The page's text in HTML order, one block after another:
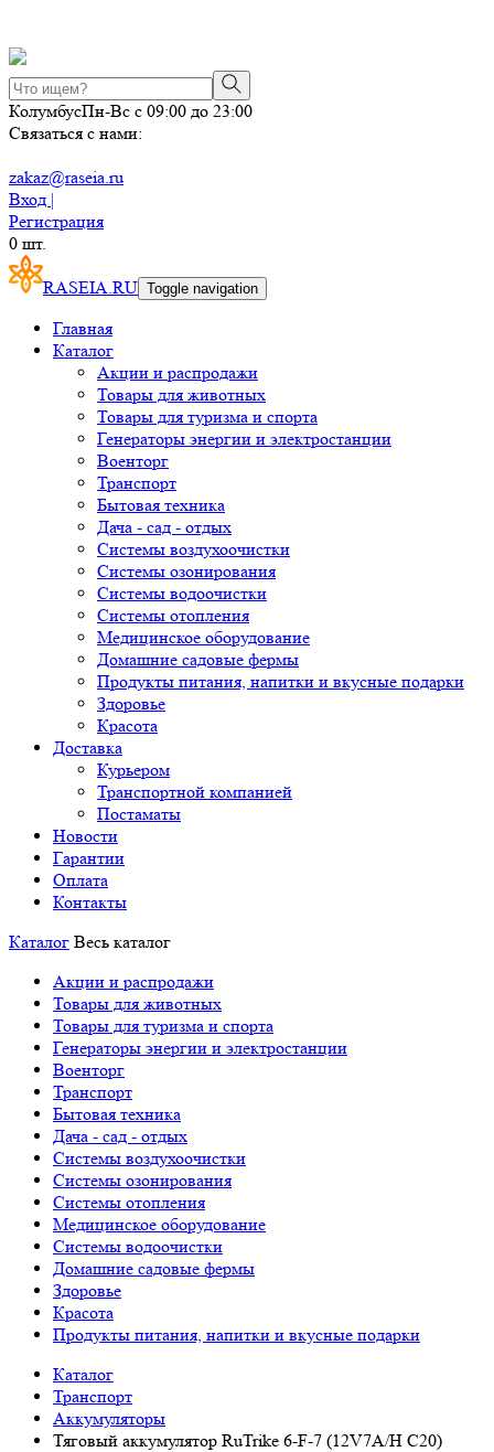
КолумбусПн-Вс с 09:00 до 23:00
Связаться с нами:
zakaz@raseia.ru
Вход |
Регистрация
0 шт.
RASEIA.RU Toggle navigation
Главная
Каталог
Акции и распродажи
Товары для животных
Товары для туризма и спорта
Генераторы энергии и электростанции
Военторг
Транспорт
Бытовая техника
Дача - сад - отдых
Системы воздухоочистки
Системы озонирования
Системы водоочистки
Системы отопления
Медицинское оборудование
Домашние садовые фермы
Продукты питания, напитки и вкусные подарки
Здоровье
Красота
Доставка
Курьером
Транспортной компанией
Постаматы
Новости
Гарантии
Оплата
Контакты
Каталог Весь каталог
Акции и распродажи
Товары для животных
Товары для туризма и спорта
Генераторы энергии и электростанции
Военторг
Транспорт
Бытовая техника
Дача - сад - отдых
Системы воздухоочистки
Системы озонирования
Системы отопления
Медицинское оборудование
Системы водоочистки
Домашние садовые фермы
Здоровье
Красота
Продукты питания, напитки и вкусные подарки
Каталог
Транспорт
Аккумуляторы
Тяговый аккумулятор RuTrike 6-F-7 (12V7A/H C20)